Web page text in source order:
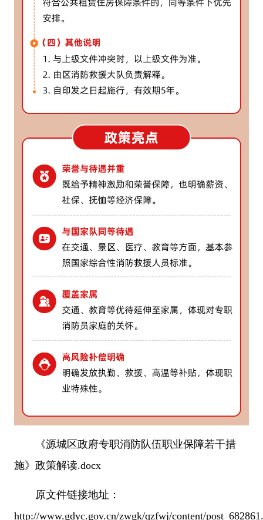
《源城区政府专职消防队伍职业保障若干措
施》政策解读.docx
原文件链接地址：
http://www.gdyc.gov.cn/zwgk/qzfwj/content/